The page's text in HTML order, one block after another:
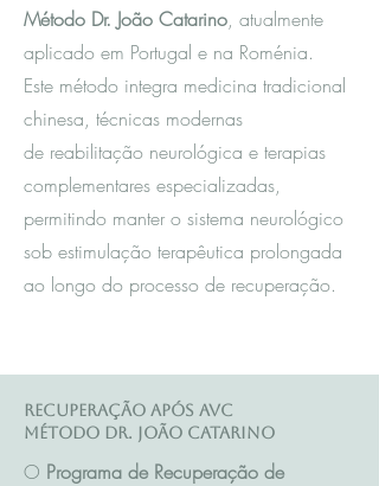
Método Dr. João Catarino, atualmente
aplicado em Portugal e na Roménia.
Este método integra medicina tradicional
chinesa, técnicas modernas
de reabilitação neurológica e terapias
complementares especializadas,
permitindo manter o sistema neurológico
sob estimulação terapêutica prolongada
ao longo do processo de recuperação.
Recuperação após AVC
Método Dr. João Catarino
O Programa de Recuperação de